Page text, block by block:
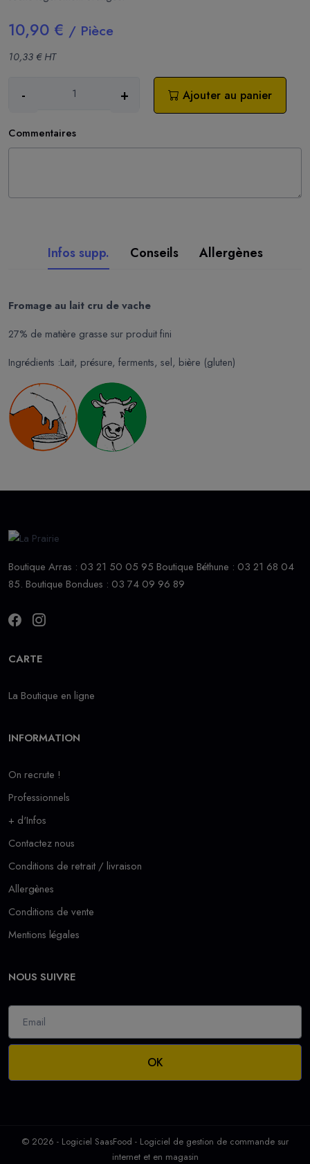
10,90 € / Pièce
10,33 € HT
- + Ajouter au panier
Commentaires
Infos supp. Conseils Allergènes
Fromage au lait cru de vache
27% de matière grasse sur produit fini
Ingrédients :Lait, présure, ferments, sel, bière (gluten)
Boutique Arras : 03 21 50 05 95 Boutique Béthune : 03 21 68 04
85. Boutique Bondues : 03 74 09 96 89
CARTE
La Boutique en ligne
INFORMATION
On recrute !
Professionnels
+ d'Infos
Contactez nous
Conditions de retrait / livraison
Allergènes
Conditions de vente
Mentions légales
NOUS SUIVRE
OK
© 2026 - Logiciel SaasFood - Logiciel de gestion de commande sur
internet et en magasin